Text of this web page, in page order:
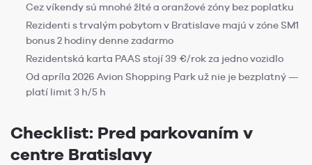
Cez víkendy sú mnohé žlté a oranžové zóny bez poplatku
Rezidenti s trvalým pobytom v Bratislave majú v zóne SM1
bonus 2 hodiny denne zadarmo
Rezidentská karta PAAS stojí 39 €/rok za jedno vozidlo
Od apríla 2026 Avion Shopping Park už nie je bezplatný —
platí limit 3 h/5 h
Checklist: Pred parkovaním v
centre Bratislavy